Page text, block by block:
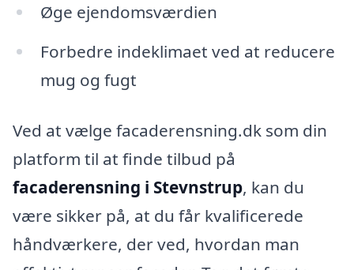
Øge ejendomsværdien
Forbedre indeklimaet ved at reducere
mug og fugt
Ved at vælge facaderensning.dk som din
platform til at finde tilbud på
facaderensning i Stevnstrup, kan du
være sikker på, at du får kvalificerede
håndværkere, der ved, hvordan man